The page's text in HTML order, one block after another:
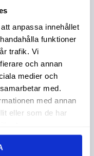
anpassa innehållet
funktioner
trafik. Vi
och annan
medier och
med.
med annan
eller som de har
För Start
större mängd?
om 1 st.